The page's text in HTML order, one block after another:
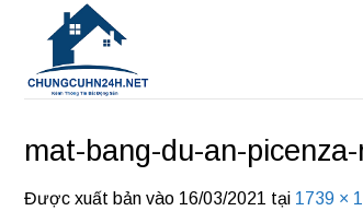
dung
mat-bang-du-an-
Được xuất bản vào 16/03/2021 tại 1739 ×